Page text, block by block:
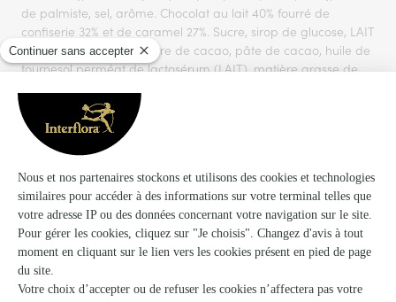
de palmiste, sel, arôme. Chocolat au lait 40% fourré de
confiserie 32% et de caramel 27%. Sucre, sirop de glucose, LAIT
écrémé en poudre, beurre de cacao, pâte de cacao, huile de
tournesol perméat de lactosérum (LAIT), matière grasse de
extrait de malt d'ORGE, sel. Emulsifiants : lécithine de SOJA,
blanc d'OEUF en poudre. Confiserie gélifiée goût cola.
Ingrédients: sirop de glucose, sucre, gélatine, dextrose,
d’enrobage: cire d'abeille blanche et jaune, cire de carnauba.
Confiserie gélifiée : sirop de glucose, sucre, gélatine, acidifiant:
acide citrique, arôme, concentrés de fruits et de plantes :
radis, carotte, carthame, citron. Confiserie gélifiée : sirop de
glucose, sucre, gélatine, dextrose, acidifiant : acide citrique,
arôme, concentrés de fruits et de plantes (spiruline, carthame,
citron ,carotte), agents d'enrobage: cire d'abeille blanche et